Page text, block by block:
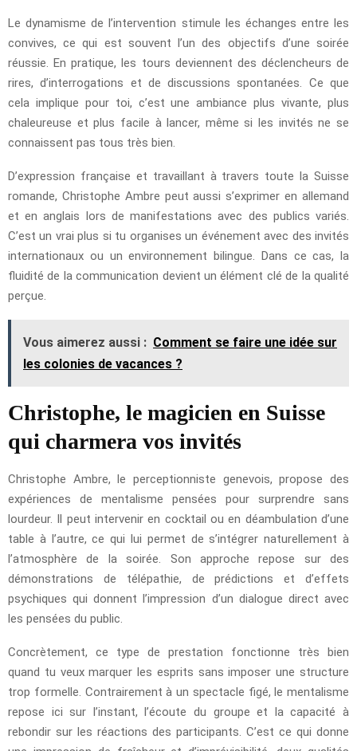
Le dynamisme de l’intervention stimule les échanges entre les
convives, ce qui est souvent l’un des objectifs d’une soirée
réussie. En pratique, les tours deviennent des déclencheurs de
rires, d’interrogations et de discussions spontanées. Ce que
cela implique pour toi, c’est une ambiance plus vivante, plus
chaleureuse et plus facile à lancer, même si les invités ne se
connaissent pas tous très bien.
D’expression française et travaillant à travers toute la Suisse
romande, Christophe Ambre peut aussi s’exprimer en allemand
et en anglais lors de manifestations avec des publics variés.
C’est un vrai plus si tu organises un événement avec des invités
internationaux ou un environnement bilingue. Dans ce cas, la
fluidité de la communication devient un élément clé de la qualité
perçue.
Vous aimerez aussi : Comment se faire une idée sur
les colonies de vacances ?
Christophe, le magicien en Suisse
qui charmera vos invités
Christophe Ambre, le perceptionniste genevois, propose des
expériences de mentalisme pensées pour surprendre sans
lourdeur. Il peut intervenir en cocktail ou en déambulation d’une
table à l’autre, ce qui lui permet de s’intégrer naturellement à
l’atmosphère de la soirée. Son approche repose sur des
démonstrations de télépathie, de prédictions et d’effets
psychiques qui donnent l’impression d’un dialogue direct avec
les pensées du public.
Concrètement, ce type de prestation fonctionne très bien
quand tu veux marquer les esprits sans imposer une structure
trop formelle. Contrairement à un spectacle figé, le mentalisme
repose ici sur l’instant, l’écoute du groupe et la capacité à
rebondir sur les réactions des participants. C’est ce qui donne